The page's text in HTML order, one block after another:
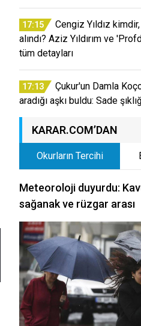
17:15
Cengiz Yıldız
alındı? Aziz Yıldırım ve
tüm detayları
17:13
Çukur'un Damla
aradığı aşkı buldu: Sade
KARAR.COM’DAN
Okurların Tercihi
Meteoroloji duyurdu:
sağanak ve rüzgar arası